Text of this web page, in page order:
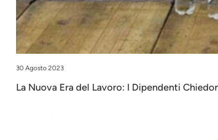
30 Agosto 2023
La Nuova Era del Lavoro: I Dipendenti